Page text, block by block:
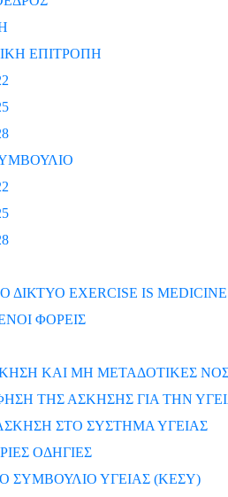
ΕΠΙΤΡΟΠΗ
EXERCISE IS MEDICINE
ΦΟΡΕΙΣ
ΚΑΙ ΜΗ ΜΕΤΑΔΟΤΙΚΕΣ
ΤΗΣ ΑΣΚΗΣΗΣ ΓΙΑ ΤΗΝ
ΣΤΟ ΣΥΣΤΗΜΑ ΥΓΕΙΑΣ
ΟΔΗΓΙΕΣ
ΣΥΜΒΟΥΛΙΟ ΥΓΕΙΑΣ (ΚΕΣΥ)